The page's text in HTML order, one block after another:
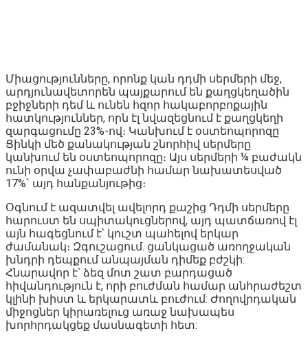
Միացությունները, որոնք կան դդմի սերմերի մեջ,
արդյունավետորեն պայքարում են քաղցկեղածին
բջիջների դեմ և ունեն հզոր հակաբորբոքային
հատկություններ, որն էլ նվազեցնում է քաղցկեղի
զարգացումը 23%-ով։ Կանխում է օստեոպորոզը
Ցինկի մեծ քանակության շնորհիվ սերմերը
կանխում են օստեոպորոզը։ Այս սերմերի ¼ բաժակն
ունի օրվա չափաբաժնի համար նախատեսված
17%` այդ հանքանյութից։
Օգնում է ազատվել ավելորդ քաշից Դդմի սերմերը
հարուստ են սպիտակուցներով, այդ պատճառով էլ
այն հագեցնում է՝ կուշտ պահելով երկար
ժամանակ։ Զգուշացում. ցանկացած առողջական
խնդրի դեպքում անպայման դիմեք բժշկի:
Հնարավոր է՝ ձեզ մոտ շատ բարդացած
հիվանդություն է, որի բուժման համար անհրաժեշտ
կլինի խիստ և երկարատև բուժում: Ժողովրդական
միջոցներ կիրառելուց առաջ նախապես
խորհրդակցեք մասնագետի հետ: